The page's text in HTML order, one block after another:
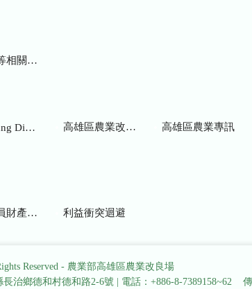
關網站
and Extension Station 高雄區農業改良場年報 高雄區農業專訊
產申報 利益衝突迴避
Reserved - 農業部高雄區農業改良場
長治鄉德和村德和路2-6號
電話：+886-8-7389158~62